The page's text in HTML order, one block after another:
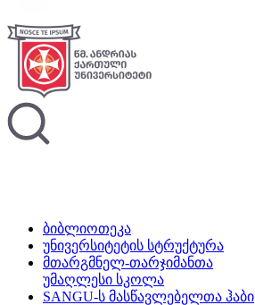
ბიბლიოთეკა
უნივერსიტეტის სტრუქტურა
მთარგმნელ-თარჯიმანთა
უმაღლესი სკოლა
SANGU-ს მასწავლებელთა ჰაბი